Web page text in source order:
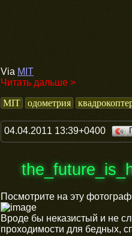
Via MIT
Читать дальше >
MIT
одометрия
04.04.2011 13:39+0400
Посмотрите на эту
Вроде бы неказистый и не
проходимости для бедных,